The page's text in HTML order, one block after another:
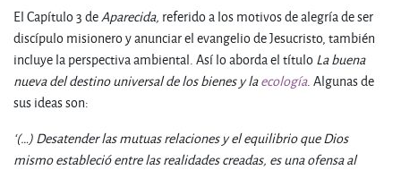
El Capítulo 3 deAparecida, referido a los motivos de alegría de ser
discípulo misionero y anunciar el evangelio de Jesucristo, también
incluye la perspectiva ambiental. Así lo aborda el título La buena
nueva del destino universal de los bienes y laecología. Algunas de
sus ideas son:
‘(…) Desatender las mutuas relaciones y el equilibrio que Dios
mismo estableció entre las realidades creadas, es una ofensa al